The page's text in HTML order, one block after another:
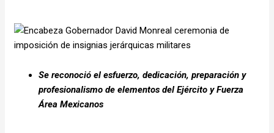
Se reconoció el esfuerzo, dedicación, preparación y
profesionalismo de elementos del Ejército y Fuerza
Área Mexicanos